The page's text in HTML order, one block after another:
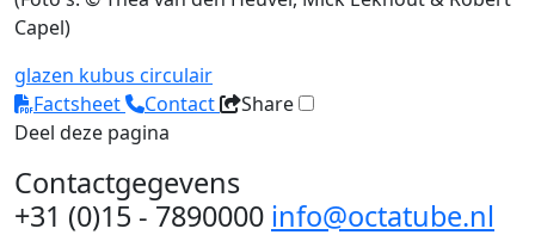
Capel)
glazen kubus circulair
Factsheet
Contact
Share
Deel deze pagina
Contactgegevens
+31 (0)15 - 7890000 info@octatube.nl